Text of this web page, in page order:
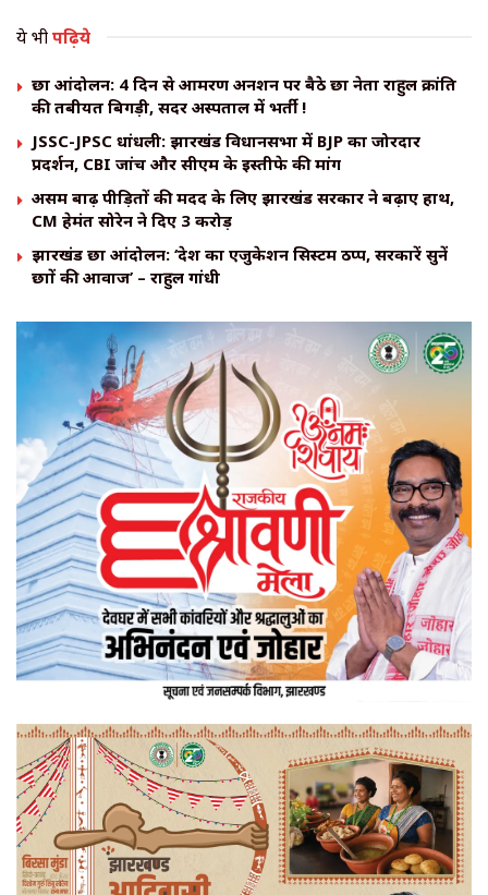
ये भीपढ़िये
छात्र आंदोलन: 4 दिन से आमरण अनशन पर बैठे छात्र नेता राहुल क्रांति
की तबीयत बिगड़ी, सदर अस्पताल में भर्ती !
JSSC-JPSC धांधली: झारखंड विधानसभा में BJP का जोरदार
प्रदर्शन, CBI जांच और सीएम के इस्तीफे की मांग
असम बाढ़ पीड़ितों की मदद के लिए झारखंड सरकार ने बढ़ाए हाथ,
CM हेमंत सोरेन ने दिए ₹3 करोड़
झारखंड छात्र आंदोलन: ‘देश का एजुकेशन सिस्टम ठप्प, सरकारें सुनें
छात्रों की आवाज’ – राहुल गांधी